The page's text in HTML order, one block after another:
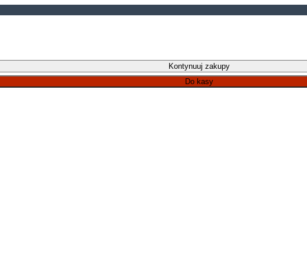
Kontynuuj zakupy
Do kasy